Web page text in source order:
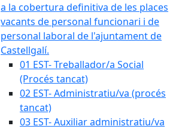
a la cobertura definitiva de les places
vacants de personal funcionari i de
personal laboral de l'ajuntament de
Castellgalí.
01 EST- Treballador/a Social
(Procés tancat)
02 EST- Administratiu/va (procés
tancat)
03 EST- Auxiliar administratiu/va